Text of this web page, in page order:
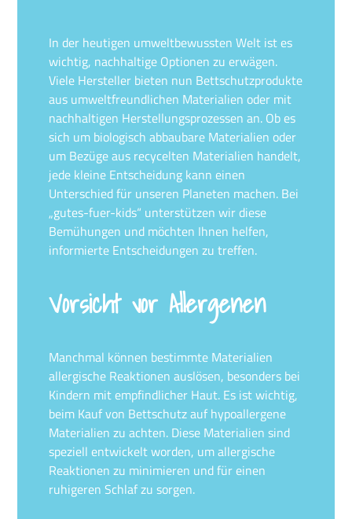
In der heutigen umweltbewussten Welt ist es
wichtig, nachhaltige Optionen zu erwägen.
Viele Hersteller bieten nun Bettschutzprodukte
aus umweltfreundlichen Materialien oder mit
nachhaltigen Herstellungsprozessen an. Ob es
sich um biologisch abbaubare Materialien oder
um Bezüge aus recycelten Materialien handelt,
jede kleine Entscheidung kann einen
Unterschied für unseren Planeten machen. Bei
„gutes-fuer-kids“ unterstützen wir diese
Bemühungen und möchten Ihnen helfen,
informierte Entscheidungen zu treffen.
Vorsicht vor Allergenen
Manchmal können bestimmte Materialien
allergische Reaktionen auslösen, besonders bei
Kindern mit empfindlicher Haut. Es ist wichtig,
beim Kauf von Bettschutz auf hypoallergene
Materialien zu achten. Diese Materialien sind
speziell entwickelt worden, um allergische
Reaktionen zu minimieren und für einen
ruhigeren Schlaf zu sorgen.